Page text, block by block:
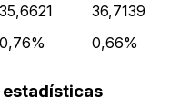
35,6621 36,7139
0,76% 0,66%
estadísticas